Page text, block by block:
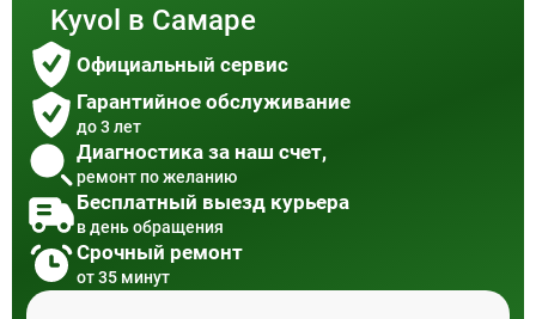
Kyvol в Самаре
Официальный сервис
Гарантийное обслуживание
до 3 лет
Диагностика за наш счет,
ремонт по желанию
Бесплатный выезд курьера
в день обращения
Срочный ремонт
от 35 минут